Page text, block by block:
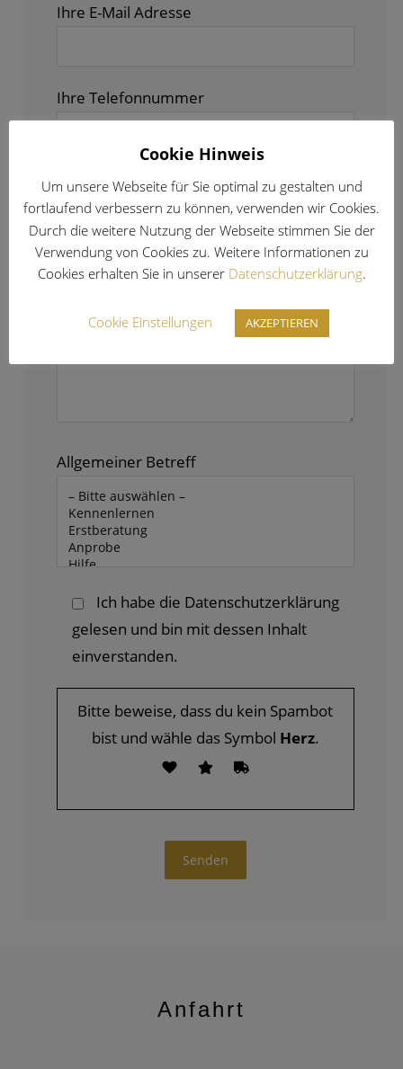
Ihre E-Mail Adresse
Ihre Telefonnummer
Wunschdatum
Ihre Nachricht
Allgemeiner Betreff
Ich habe die Datenschutzerklärung
gelesen und bin mit dessen Inhalt
einverstanden.
Bitte beweise, dass du kein Spambot
bist und wähle das Symbol Herz.
Bitte lasse dieses Feld leer.
Senden
Anfahrt
Cookie Hinweis
Um unsere Webseite für Sie optimal zu gestalten und
fortlaufend verbessern zu können, verwenden wir Cookies.
Durch die weitere Nutzung der Webseite stimmen Sie der
Verwendung von Cookies zu. Weitere Informationen zu
Cookies erhalten Sie in unserer Datenschutzerklärung.
Cookie Einstellungen AKZEPTIEREN